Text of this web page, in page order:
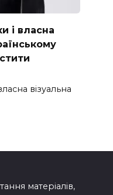
і власна
візуальна
матеріалів,